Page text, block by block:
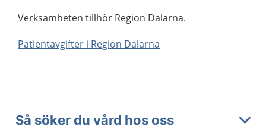
Verksamheten tillhör Region Dalarna.
Patientavgifter i Region Dalarna
Så söker du vård hos oss